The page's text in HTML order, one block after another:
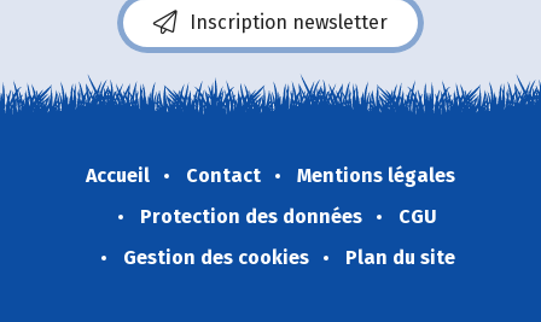
Inscription newsletter
Accueil Contact
Mentions légales
Protection des données
CGU
Gestion des cookies
Plan du site